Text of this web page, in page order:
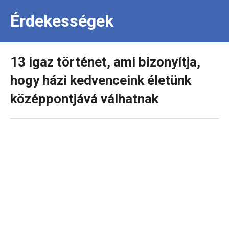
Érdekességek
13 igaz történet, ami bizonyítja,
hogy házi kedvenceink életünk
középpontjává válhatnak